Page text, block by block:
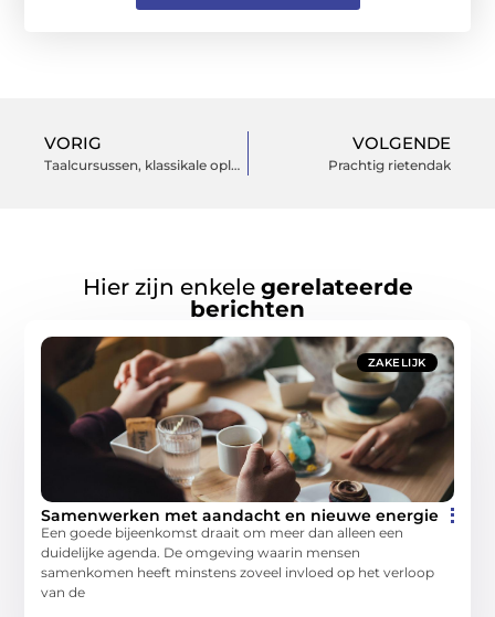
VORIG
Taalcursussen, klassikale opleidingen en thuisstudies vergelijken online!
VOLGENDE
Prachtig rietendak
Hier zijn enkele gerelateerde
berichten
ZAKELIJK
Samenwerken met aandacht en nieuwe energie
Een goede bijeenkomst draait om meer dan alleen een
duidelijke agenda. De omgeving waarin mensen
samenkomen heeft minstens zoveel invloed op het verloop
van de